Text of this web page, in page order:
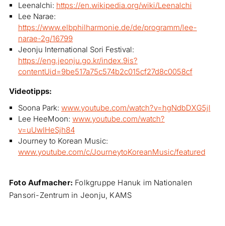
Leenalchi: https://en.wikipedia.org/wiki/Leenalchi
Lee Narae:
https://www.elbphilharmonie.de/de/programm/lee-
narae-2g/16799
Jeonju International Sori Festival:
https://eng.jeonju.go.kr/index.9is?
contentUid=9be517a75c574b2c015cf27d8c0058cf
Videotipps:
Soona Park: www.youtube.com/watch?v=hgNdbDXG5jI
Lee HeeMoon: www.youtube.com/watch?
v=uUwIHeSjh84
Journey to Korean Music:
www.youtube.com/c/JourneytoKoreanMusic/featured
Foto Aufmacher: Folkgruppe Hanuk im Nationalen
Pansori-Zentrum in Jeonju, KAMS